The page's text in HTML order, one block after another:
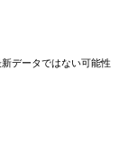
データではない可能性